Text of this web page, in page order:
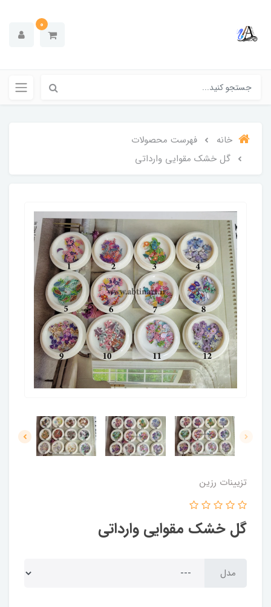
0
خانه
فهرست محصولات
گل خشک مقوایی وارداتی
تزیینات رزین
گل خشک مقوایی وارداتی
مدل